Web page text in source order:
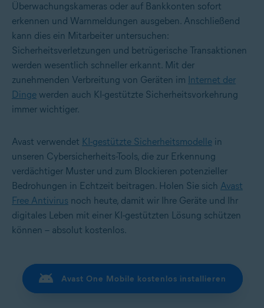
Überwachungskameras oder auf Bankkonten sofort
erkennen und Warnmeldungen ausgeben. Anschließend
kann dies ein Mitarbeiter untersuchen:
Sicherheitsverletzungen und betrügerische Transaktionen
werden wesentlich schneller erkannt. Mit der
zunehmenden Verbreitung von Geräten im Internet der
Dinge werden auch KI-gestützte Sicherheitsvorkehrung
immer wichtiger.
Avast verwendet KI-gestützte Sicherheitsmodelle in
unseren Cybersicherheits-Tools, die zur Erkennung
verdächtiger Muster und zum Blockieren potenzieller
Bedrohungen in Echtzeit beitragen. Holen Sie sich Avast
Free Antivirus noch heute, damit wir Ihre Geräte und Ihr
digitales Leben mit einer KI-gestützten Lösung schützen
können – absolut kostenlos.
Avast One Mobile kostenlos installieren